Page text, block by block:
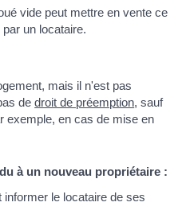
vide peut mettre en vente ce
un locataire.
mais il n'est pas
dedroit de préemption, sauf
exemple, en cas de mise en
à un nouveau propriétaire :
informer le locataire de ses